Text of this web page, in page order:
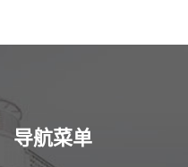
导航菜单